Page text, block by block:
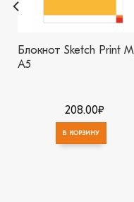
Блокнот Sketch Print M,
А5
208.00₽
В КОРЗИНУ